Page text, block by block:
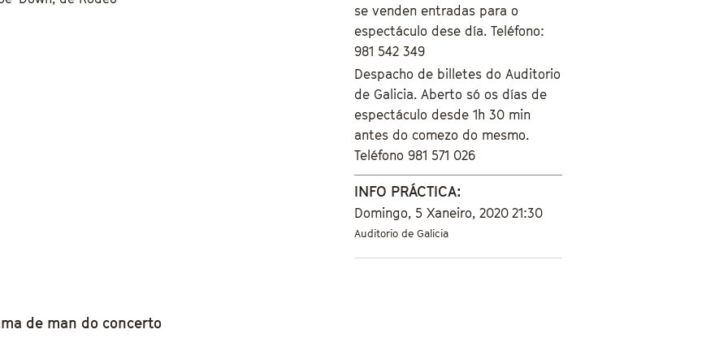
se venden entradas para o
espectáculo dese día. Teléfono:
981 542 349
Despacho de billetes do Auditorio
de Galicia. Aberto só os días de
espectáculo desde 1h 30 min
antes do comezo do mesmo.
Teléfono 981 571 026
INFO PRÁCTICA:
Domingo, 5 Xaneiro, 2020 21:30
Auditorio de Galicia
de man do concerto